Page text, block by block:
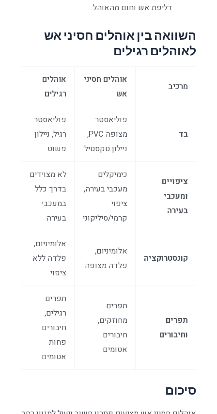
דליפת אש וחום מהאוהל.
השוואה בין אוהלים חסיני אש
לאוהלים רגילים
מרכיב
אוהלים חסיני
אש
אוהלים
רגילים
בד
פוליאסטר
מצופה PVC,
ניילון טקסטיל
פוליאסטר
רגיל, ניילון
פשוט
ציפויים
ומעכבי
בעירה
כימיקלים
מעכבי בעירה,
ציפוי
קרמי/סיליקוני
לא מצוידים
בדרך כלל
במעכבי
בעירה
קונסטרוקציה
אלומיניום,
פלדה מצופה
אלומיניום,
פלדה ללא
ציפוי
תפרים
וחיבורים
תפרים
מחוזקים,
חיבורים
אטומים
תפרים
רגילים,
חיבורים
פחות
אטומים
סיכום